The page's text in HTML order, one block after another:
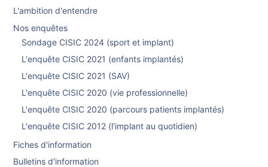
L'ambition d'entendre
Nos enquêtes
Sondage CISIC 2024 (sport et implant)
L'enquête CISIC 2021 (enfants implantés)
L'enquête CISIC 2021 (SAV)
L'enquête CISIC 2020 (vie professionnelle)
L'enquête CISIC 2020 (parcours patients implantés)
L'enquête CISIC 2012 (l'implant au quotidien)
Fiches d'information
Bulletins d'information